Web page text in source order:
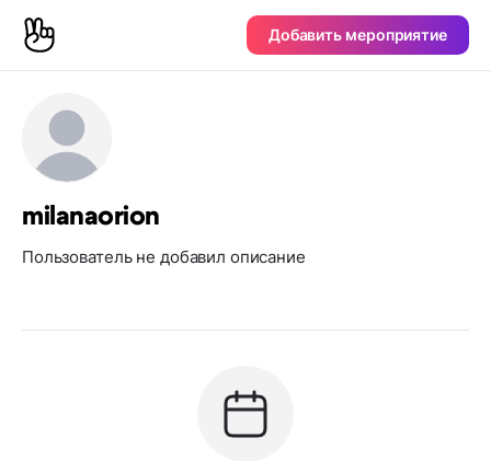
Добавить мероприятие
milanaorion
Пользователь не добавил описание